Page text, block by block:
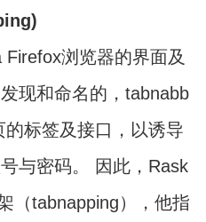
浏览器的界面及
现和命名的，tabnabb
标签及接口，以诱导
与密码。 因此，Rask
（tabnapping），他指